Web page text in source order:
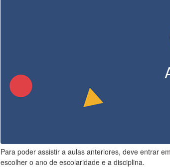
Para poder assistir a aulas anteriores, deve entrar em
escolher o ano de escolaridade e a disciplina.